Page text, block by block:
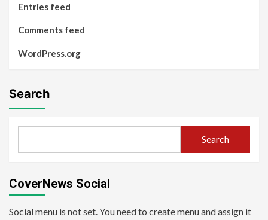
Entries feed
Comments feed
WordPress.org
Search
Search
CoverNews Social
Social menu is not set. You need to create menu and assign it